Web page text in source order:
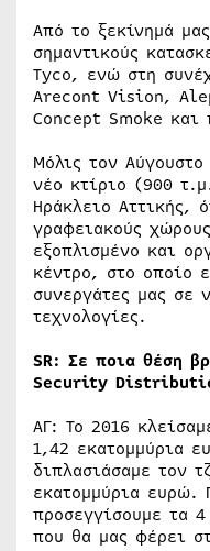
Από το ξεκίνημά
σημαντικούς
Tyco, ενώ στη
Arecont Vision,
Concept Smoke και
Μόλις τον
νέο κτίριο (900
Ηράκλειο Αττικής,
γραφειακούς
εξοπλισμένο και
κέντρο, στο οποίο
συνεργάτες μας σε
τεχνολογίες.
SR: Σε ποια θέση
Security
ΑΓ: Το 2016
1,42 εκατομμύρια
διπλασιάσαμε τον
εκατομμύρια ευρώ.
προσεγγίσουμε τα
που θα μας φέρει